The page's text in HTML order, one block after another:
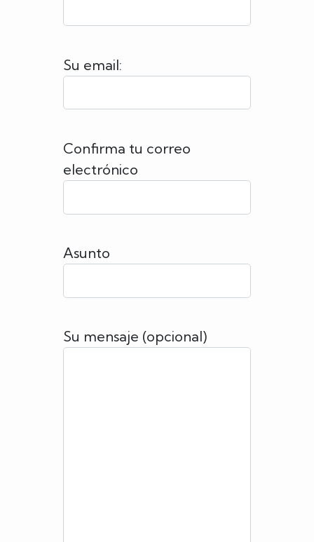
Su email:
Confirma tu correo
electrónico
Asunto
Su mensaje (opcional)